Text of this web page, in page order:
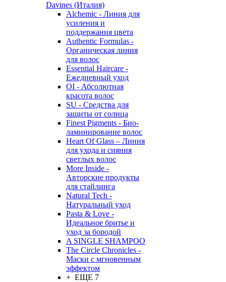
Davines (Италия)
Alchemic - Линия для
усиления и
поддержания цвета
Authentic Formulas -
Органическая линия
для волос
Essential Haircare -
Eжедневный уход
OI - Абсолютная
красота волос
SU - Средства для
защиты от солнца
Finest Pigments - Био-
ламинирование волос
Heart Of Glass – Линия
для ухода и сияния
светлых волос
More Inside -
Авторские продукты
для стайлинга
Natural Tech -
Натуральный уход
Pasta & Love -
Идеальное бритье и
уход за бородой
A SINGLE SHAMPOO
The Circle Chronicles -
Маски с мгновенным
эффектом
+ ЕЩЕ 7